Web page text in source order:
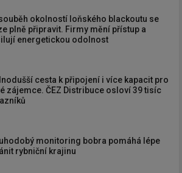
okolností loňského blackoutu se
plně připravit. Firmy mění přístup a
energetickou odolnost
cesta k připojení i více kapacit pro
zájemce. ČEZ Distribuce osloví 39 tisíc
monitoring bobra pomáhá lépe
rybniční krajinu